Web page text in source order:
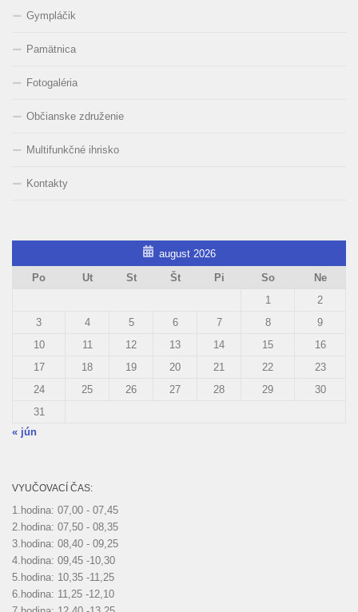
Gympláčik
Pamätnica
Fotogaléria
Občianske združenie
Multifunkčné ihrisko
Kontakty
august 2026
Po
Ut St Št Pi So
Ne
1
2
3
4 5 6 7 8
9
10
11 12 13 14 15
16
17
18 19 20 21 22
23
24
25 26 27 28 29
30
31
« jún
VYUČOVACÍ ČAS:
1.hodina: 07,00 - 07,45
2.hodina: 07,50 - 08,35
3.hodina: 08,40 - 09,25
4.hodina: 09,45 -10,30
5.hodina: 10,35 -11,25
6.hodina: 11,25 -12,10